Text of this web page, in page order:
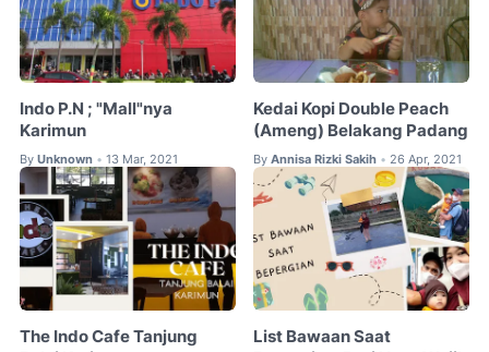
Indo P.N ; "Mall"nya
Karimun
By Unknown • 13 Mar, 2021
Kedai Kopi Double Peach
(Ameng) Belakang Padang
By Annisa Rizki Sakih • 26 Apr, 2021
The Indo Cafe Tanjung
List Bawaan Saat